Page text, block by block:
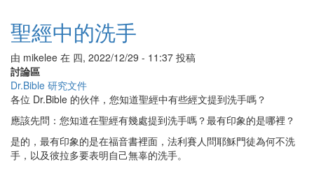
經
的
字
架
聖經中的洗手
由 mikelee 在 四, 2022/12/29 - 11:37 投稿
討論區
Dr.Bible 研究文件
各位 Dr.Bible 的伙伴，您知道聖經中有些經文提到洗手嗎？
應該先問：您知道在聖經有幾處提到洗手嗎？最有印象的是哪裡？
是的，最有印象的是在福音書裡面，法利賽人問耶穌門徒為何不洗
手，以及彼拉多要表明自己無辜的洗手。